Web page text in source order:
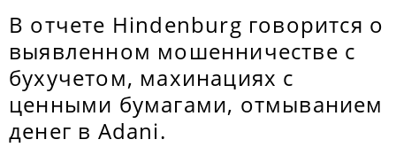
В отчете Hindenburg говорится о
выявленном мошенничестве с
бухучетом, махинациях с
ценными бумагами, отмыванием
денег в Adani.